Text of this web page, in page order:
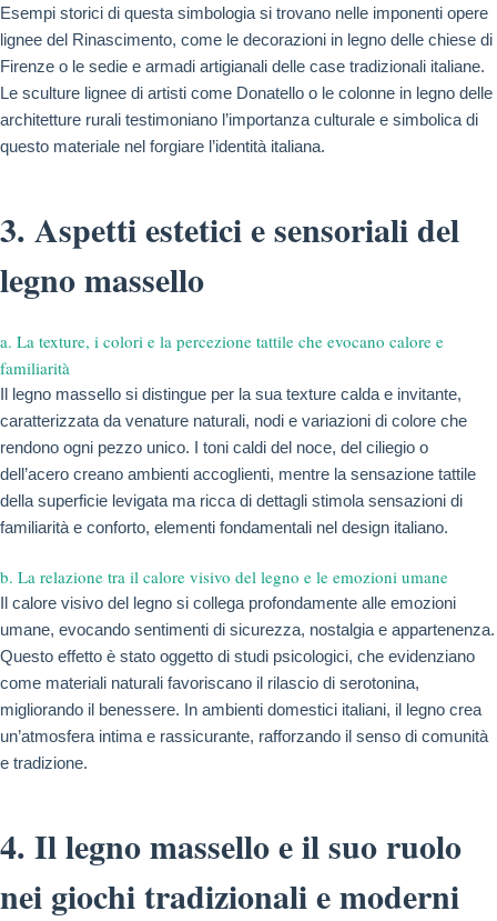
Esempi storici di questa simbologia si trovano nelle imponenti opere
lignee del Rinascimento, come le decorazioni in legno delle chiese di
Firenze o le sedie e armadi artigianali delle case tradizionali italiane.
Le sculture lignee di artisti come Donatello o le colonne in legno delle
architetture rurali testimoniano l’importanza culturale e simbolica di
questo materiale nel forgiare l’identità italiana.
3. Aspetti estetici e sensoriali del
legno massello
a. La texture, i colori e la percezione tattile che evocano calore e
familiarità
Il legno massello si distingue per la sua texture calda e invitante,
caratterizzata da venature naturali, nodi e variazioni di colore che
rendono ogni pezzo unico. I toni caldi del noce, del ciliegio o
dell’acero creano ambienti accoglienti, mentre la sensazione tattile
della superficie levigata ma ricca di dettagli stimola sensazioni di
familiarità e conforto, elementi fondamentali nel design italiano.
b. La relazione tra il calore visivo del legno e le emozioni umane
Il calore visivo del legno si collega profondamente alle emozioni
umane, evocando sentimenti di sicurezza, nostalgia e appartenenza.
Questo effetto è stato oggetto di studi psicologici, che evidenziano
come materiali naturali favoriscano il rilascio di serotonina,
migliorando il benessere. In ambienti domestici italiani, il legno crea
un’atmosfera intima e rassicurante, rafforzando il senso di comunità
e tradizione.
4. Il legno massello e il suo ruolo
nei giochi tradizionali e moderni